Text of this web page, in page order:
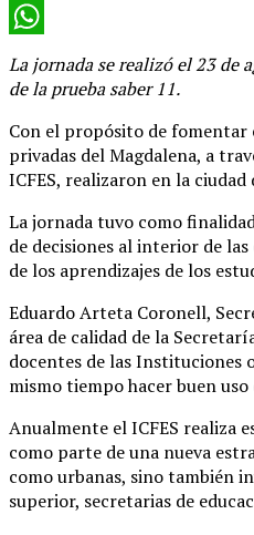
Twitter
La jornada se realizó el 23 de
de la prueba saber 11.
Con el propósito de fomentar
privadas del Magdalena, a
ICFES, realizaron en la
La jornada tuvo como
de decisiones al interior de
de los aprendizajes de los
Eduardo Arteta Coronell,
área de calidad de la
docentes de las Instituciones
mismo tiempo hacer buen uso
Anualmente el ICFES realiza
como parte de una nueva
como urbanas, sino también
superior, secretarias de